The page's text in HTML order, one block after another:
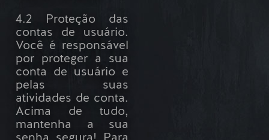
4.2 Proteção das
contas de usuário.
Você é responsável
por proteger a sua
conta de usuário e
pelas suas
atividades de conta.
Acima de tudo,
mantenha a sua